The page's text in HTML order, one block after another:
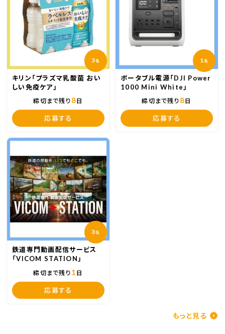
3名
キリン「プラズマ乳酸菌 おい
しい免疫ケア」
締切まで残り 8日
応募する
1 名
ポータブル電源「DJI Power
1000 Mini White」
締切まで残り 8日
応募する
3名
鉄道専門動画配信サービス
「VICOM STATION」
締切まで残り 1 日
応募する
もっと見る